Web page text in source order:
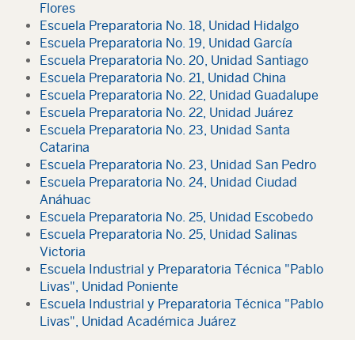
Flores
Escuela Preparatoria No. 18, Unidad Hidalgo
Escuela Preparatoria No. 19, Unidad García
Escuela Preparatoria No. 20, Unidad Santiago
Escuela Preparatoria No. 21, Unidad China
Escuela Preparatoria No. 22, Unidad Guadalupe
Escuela Preparatoria No. 22, Unidad Juárez
Escuela Preparatoria No. 23, Unidad Santa
Catarina
Escuela Preparatoria No. 23, Unidad San Pedro
Escuela Preparatoria No. 24, Unidad Ciudad
Anáhuac
Escuela Preparatoria No. 25, Unidad Escobedo
Escuela Preparatoria No. 25, Unidad Salinas
Victoria
Escuela Industrial y Preparatoria Técnica "Pablo
Livas", Unidad Poniente
Escuela Industrial y Preparatoria Técnica "Pablo
Livas", Unidad Académica Juárez